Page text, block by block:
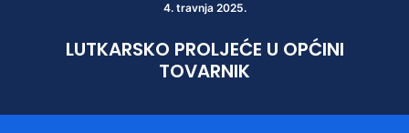
4. travnja 2025.
LUTKARSKO PROLJEĆE U OPĆINI
TOVARNIK